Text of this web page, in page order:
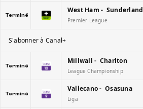
Terminé
West Ham - Sunderland
Premier League
S'abonner à Canal+
Terminé
Millwall - Charlton
League Championship
Terminé
Vallecano - Osasuna
Liga